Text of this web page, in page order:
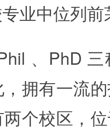
业中位列前
、PhD
拥有一流
个校区，